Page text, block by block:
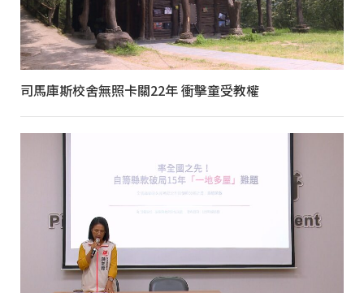
司馬庫斯校舍無照卡關22年 衝擊童受教權